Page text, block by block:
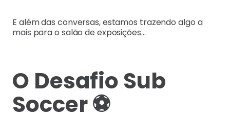
E além das conversas, estamos trazendo algo a
mais para o salão de exposições…
O Desafio Sub
Soccer ⚽